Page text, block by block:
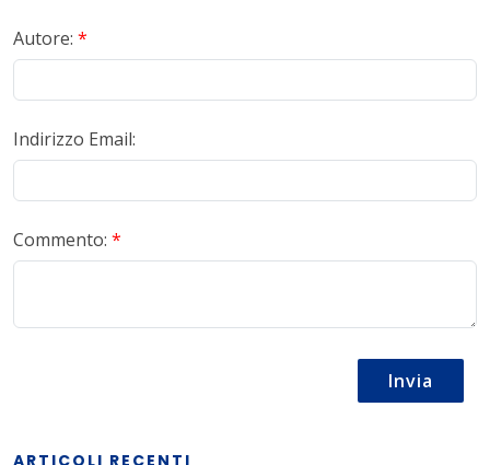
Autore: *
Indirizzo Email:
Commento: *
Invia
ARTICOLI RECENTI